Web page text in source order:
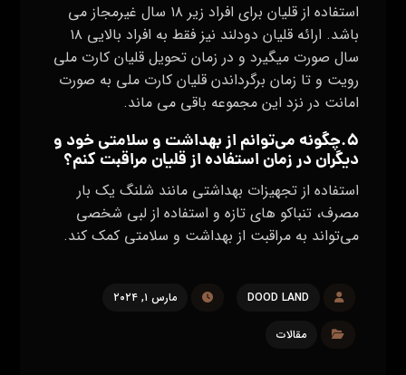
استفاده از قلیان برای افراد زیر ۱۸ سال غیرمجاز می
باشد. ارائه قلیان دودلند نیز فقط به افراد بالایی ۱۸
سال صورت میگیرد و در زمان تحویل قلیان کارت ملی
رویت و تا زمان برگرداندن قلیان کارت ملی به صورت
امانت در نزد این مجموعه باقی می ماند.
۵.چگونه می‌توانم از بهداشت و سلامتی خود و
دیگران در زمان استفاده از قلیان مراقبت کنم؟
استفاده از تجهیزات بهداشتی مانند شلنگ یک بار
مصرف، تنباکو های تازه و استفاده از لبی شخصی
می‌تواند به مراقبت از بهداشت و سلامتی کمک کند.
DOOD LAND مارس ۱, ۲۰۲۴
مقالات